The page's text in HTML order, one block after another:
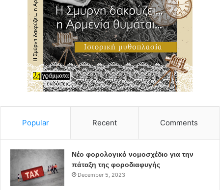
Popular Recent Comments
Νέο φορολογικό νομοσχέδιο για την
πάταξη της φοροδιαφυγής
December 5, 2023